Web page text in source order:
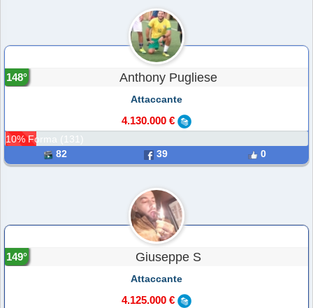
Anthony Pugliese
148°
Attaccante
4.130.000 €
10% Forma (131)
82
39 0
Giuseppe S
149°
Attaccante
4.125.000 €